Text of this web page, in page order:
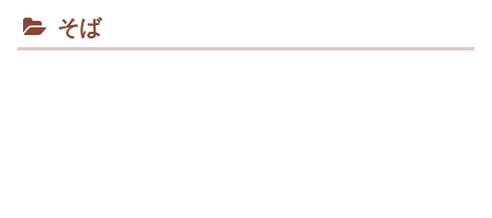
そば